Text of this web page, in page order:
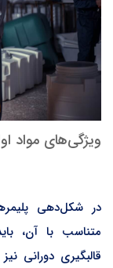
ویژگی‌های مواد
در شکل‌دهی
متناسب با آن،
قالبگیری دورانی